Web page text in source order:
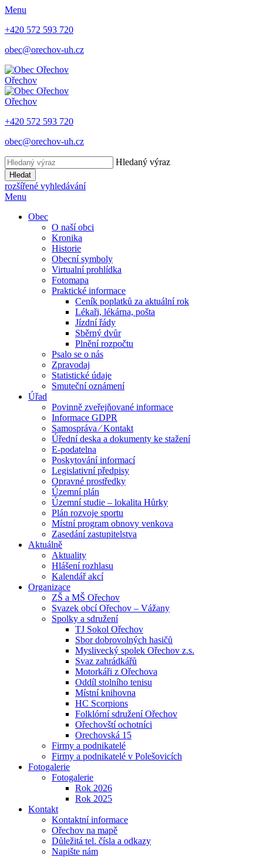
Menu
+420 572 593 720
obec@orechov-uh.cz
Ořechov
Ořechov
+420 572 593 720
obec@orechov-uh.cz
Hledaný výraz
Hledat
rozšířené vyhledávání
Menu
Obec
O naší obci
Kronika
Historie
Obecní symboly
Virtualní prohlídka
Fotomapa
Praktické informace
Ceník poplatků za aktuální rok
Lékaři, lékárna, pošta
Jízdní řády
Sběrný dvůr
Plnění rozpočtu
Psalo se o nás
Zpravodaj
Statistické údaje
Smuteční oznámení
Úřad
Povinně zveřejňované informace
Informace GDPR
Samospráva ⁄ Kontakt
Úřední deska a dokumenty ke stažení
E-podatelna
Poskytování informací
Legislativní předpisy
Opravné prostředky
Územní plán
Územní studie – lokalita Hůrky
Plán rozvoje sportu
Místní program obnovy venkova
Zasedání zastupitelstva
Aktuálně
Aktuality
Hlášení rozhlasu
Kalendář akcí
Organizace
ZŠ a MŠ Ořechov
Svazek obcí Ořechov – Vážany
Spolky a sdružení
TJ Sokol Ořechov
Sbor dobrovolných hasičů
Myslivecký spolek Ořechov z.s.
Svaz zahrádkářů
Motorkáři z Ořechova
Oddíl stolního tenisu
Místní knihovna
HC Scorpions
Folklórní sdružení Ořechov
Ořechovští ochotníci
Orechovská 15
Firmy a podnikatelé
Firmy a podnikatelé v Polešovicích
Fotogalerie
Fotogalerie
Rok 2026
Rok 2025
Kontakt
Kontaktní informace
Ořechov na mapě
Důležitá tel. čísla a odkazy
Napište nám